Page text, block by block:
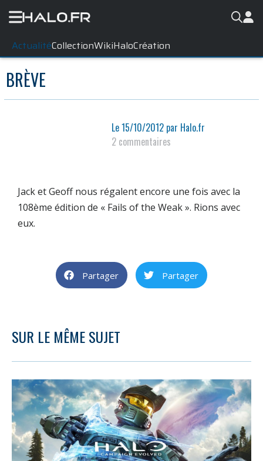
ActualitéCollectionWikiHaloCréation
BRÈVE
Le15/10/2012 par Halo.fr
2 commentaires
Jack et Geoff nous régalent encore une fois avec la
108ème édition de « Fails of the Weak ». Rions avec
eux.
Partager Partager
SUR LE MÊME SUJET